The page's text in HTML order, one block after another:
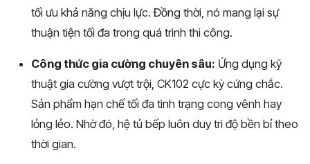
tối ưu khả năng chịu lực. Đồng thời, nó mang lại sự
thuận tiện tối đa trong quá trình thi công.
Công thức gia cường chuyên sâu: Ứng dụng kỹ
thuật gia cường vượt trội, CK102 cực kỳ cứng chắc.
Sản phẩm hạn chế tối đa tình trạng cong vênh hay
lỏng lẻo. Nhờ đó, hệ tủ bếp luôn duy trì độ bền bỉ theo
thời gian.